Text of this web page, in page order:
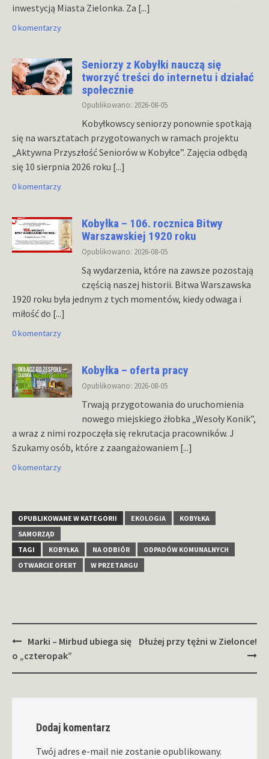
inwestycją Miasta Zielonka. Za [...]
0 komentarzy
Seniorzy z Kobyłki nauczą się
tworzyć treści do internetu i działać
społecznie
Opublikowano: 2026-08-05
Kobyłkowscy seniorzy ponownie spotkają
się na warsztatach przygotowanych w ramach projektu
„Aktywna Przyszłość Seniorów w Kobyłce”. Zajęcia odbędą
się 10 sierpnia 2026 roku [...]
0 komentarzy
Kobyłka – 106. rocznica Bitwy
Warszawskiej 1920 roku
Opublikowano: 2026-08-05
Są wydarzenia, które na zawsze pozostają
częścią naszej historii. Bitwa Warszawska
1920 roku była jednym z tych momentów, kiedy odwaga i
miłość do [...]
0 komentarzy
Kobyłka – oferta pracy
Opublikowano: 2026-08-05
Trwają przygotowania do uruchomienia
nowego miejskiego żłobka „Wesoły Konik”,
a wraz z nimi rozpoczęła się rekrutacja pracowników. J
Szukamy osób, które z zaangażowaniem [...]
0 komentarzy
OPUBLIKOWANE W KATEGORII EKOLOGIA
KOBYŁKA
SAMORZĄD
TAGI
KOBYŁKA NA ODBIÓR
ODPADÓW KOMUNALNYCH
OTWARCIE OFERT
W PRZETARGU
Zobacz
wpisy
Marki – Mirbud ubiega się
o „czteropak”
Dłużej przy tężni w Zielonce!
Dodaj komentarz
Twój adres e-mail nie zostanie opublikowany.